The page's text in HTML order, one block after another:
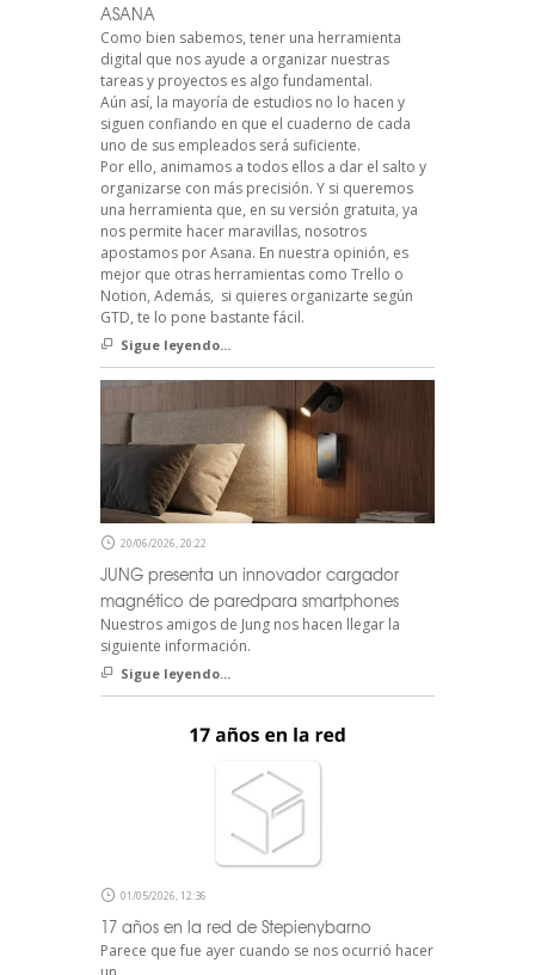
ASANA
Como bien sabemos, tener una herramienta
digital que nos ayude a organizar nuestras
tareas y proyectos es algo fundamental.
Aún así, la mayoría de estudios no lo hacen y
siguen confiando en que el cuaderno de cada
uno de sus empleados será suficiente.
Por ello, animamos a todos ellos a dar el salto y
organizarse con más precisión. Y si queremos
una herramienta que, en su versión gratuita, ya
nos permite hacer maravillas, nosotros
apostamos por Asana. En nuestra opinión, es
mejor que otras herramientas como Trello o
Notion, Además, si quieres organizarte según
GTD, te lo pone bastante fácil.
Sigue leyendo...
20/06/2026, 20:22
JUNG presenta un innovador cargador
magnético de paredpara smartphones
Nuestros amigos de Jung nos hacen llegar la
siguiente información.
Sigue leyendo...
01/05/2026, 12:36
17 años en la red de Stepienybarno
Parece que fue ayer cuando se nos ocurrió hacer